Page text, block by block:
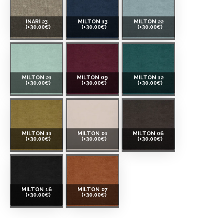
INARI 23
(+30.00€)
MILTON 13
(+30.00€)
MILTON 22
(+30.00€)
MILTON 21
(+30.00€)
MILTON 09
(+30.00€)
MILTON 12
(+30.00€)
MILTON 11
(+30.00€)
MILTON 01
(+30.00€)
MILTON 06
(+30.00€)
MILTON 16
(+30.00€)
MILTON 07
(+30.00€)